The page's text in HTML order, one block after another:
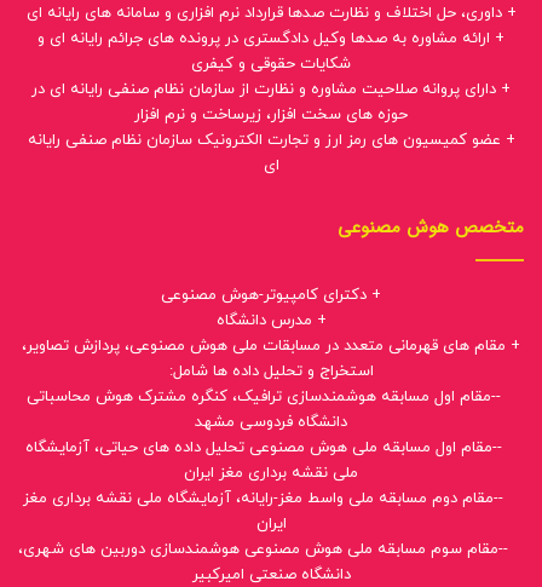
+ داوری، حل اختلاف و نظارت صدها قرارداد نرم افزاری و سامانه های رایانه ای
+ ارائه مشاوره به صدها وکیل دادگستری در پرونده های جرائم رایانه ای و
شکایات حقوقی و کیفری
+ دارای پروانه صلاحیت مشاوره و نظارت از سازمان نظام صنفی رایانه ای در
حوزه های سخت افزار، زیرساخت و نرم افزار
+ عضو کمیسیون های رمز ارز و تجارت الکترونیک سازمان نظام صنفی رایانه
ای
متخصص هوش مصنوعی
+ دکترای کامپیوتر-هوش مصنوعی
+ مدرس دانشگاه
+ مقام های قهرمانی متعدد در مسابقات ملی هوش مصنوعی، پردازش تصاویر،
استخراج و تحلیل داده ها شامل:
--مقام اول مسابقه هوشمندسازی ترافیک، کنگره مشترک هوش محاسباتی
دانشگاه فردوسی مشهد
--مقام اول مسابقه ملی هوش مصنوعی تحلیل داده های حیاتی، آزمایشگاه
ملی نقشه برداری مغز ایران
--مقام دوم مسابقه ملی واسط مغز-رایانه، آزمایشگاه ملی نقشه برداری مغز
ایران
--مقام سوم مسابقه ملی هوش مصنوعی هوشمندسازی دوربین های شهری،
دانشگاه صنعتی امیرکبیر